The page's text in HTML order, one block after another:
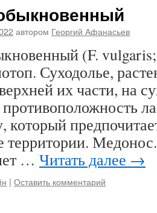
автором Георгий Афанасьев
(F. vulgaris;
Суходолье,
их части, на
который
территории.
… Читать далее →
| Оставить комментарий